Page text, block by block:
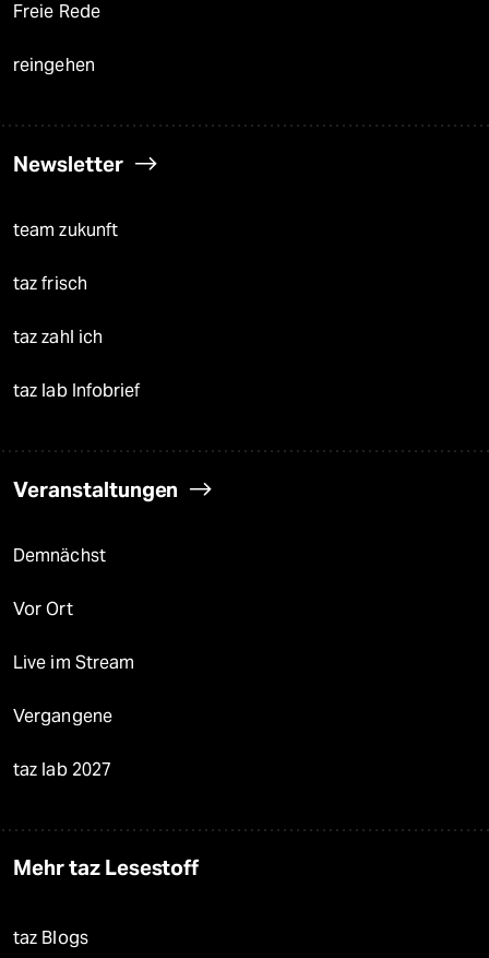
Freie Rede
reingehen
Newsletter
team zukunft
taz frisch
taz zahl ich
taz lab Infobrief
Veranstaltungen
Demnächst
Vor Ort
Live im Stream
Vergangene
taz lab 2027
Mehr taz Lesestoff
taz Blogs